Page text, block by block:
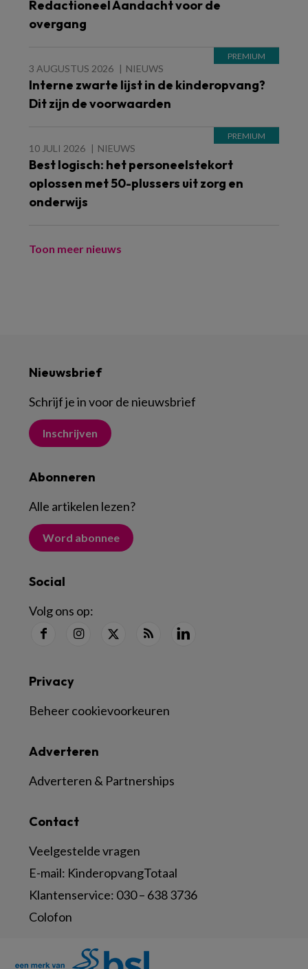
Redactioneel Aandacht voor de
overgang
3 AUGUSTUS 2026 NIEUWS
Interne zwarte lijst in de kinderopvang?
Dit zijn de voorwaarden
10 JULI 2026 NIEUWS
Best logisch: het personeelstekort
oplossen met 50-plussers uit zorg en
onderwijs
Toon meer nieuws
Nieuwsbrief
Schrijf je in voor de nieuwsbrief
Inschrijven
Abonneren
Alle artikelen lezen?
Word abonnee
Social
Volg ons op:
Contact
Veelgestelde vragen
E-mail: KinderopvangTotaal
Klantenservice: 030 – 638 3736
Colofon
Adverteren
Adverteren & Partnerships
Privacy
Beheer cookievoorkeuren